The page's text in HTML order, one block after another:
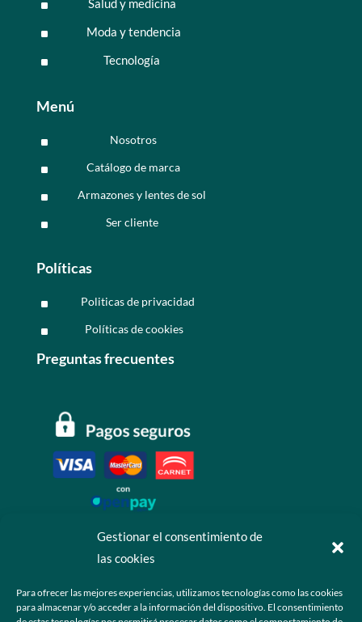
Gestionar el consentimiento de
las cookies
Para ofrecer las mejores experiencias, utilizamos tecnologías como las cookies
para almacenar y/o acceder a la información del dispositivo. El consentimiento
^ Salud y medicina
^ Moda y tendencia
^ Tecnología
Menú
^ Nosotros
^ Catálogo de marca
^ Armazones y lentes de sol
^ Ser cliente
Políticas
^ Politicas de privacidad
^ Políticas de cookies
Preguntas frecuentes
 +52 55 6173 7725 (Ventas)